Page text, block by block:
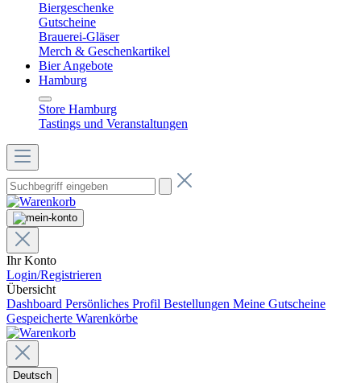
Biergeschenke
Gutscheine
Brauerei-Gläser
Merch & Geschenkartikel
Bier Angebote
Hamburg
Store Hamburg
Tastings und Veranstaltungen
Ihr Konto
Login/Registrieren
Übersicht
Dashboard Persönliches Profil Bestellungen Meine Gutscheine
Gespeicherte Warenkörbe
Deutsch